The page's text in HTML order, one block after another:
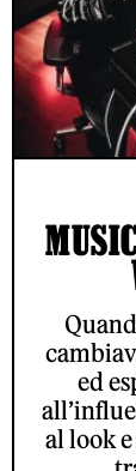
ed
al look